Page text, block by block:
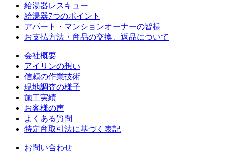
給湯器レスキュー
給湯器7つのポイント
アパート・マンションオーナーの皆様
お支払方法・商品の交換、返品について
会社概要
アイリンの想い
信頼の作業技術
現地調査の様子
施工実績
お客様の声
よくある質問
特定商取引法に基づく表記
お問い合わせ